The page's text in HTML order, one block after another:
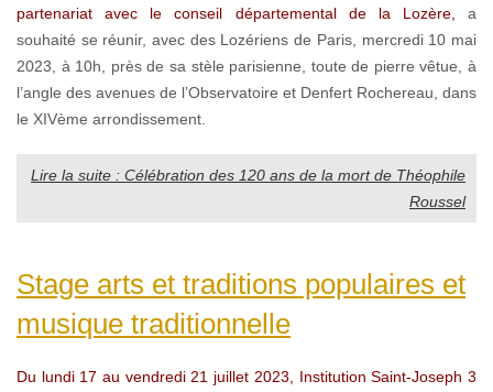
partenariat avec le conseil départemental de la Lozère,
a
souhaité se réunir, avec des Lozériens de Paris, mercredi 10 mai
2023, à 10h, près de sa stèle parisienne, toute de pierre vêtue, à
l’angle des avenues de l’Observatoire et Denfert Rochereau, dans
le XIVème arrondissement.
Lire la suite : Célébration des 120 ans de la mort de Théophile
Roussel
Stage arts et traditions populaires et
musique traditionnelle
Du lundi 17 au vendredi 21 juillet 2023, Institution Saint-Joseph 3